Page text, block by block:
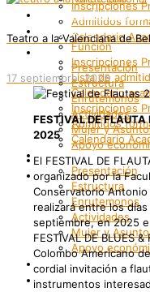
Inscripciones
Admitidos
Calendario
Bienestar
Presentación
Estructura
Enrutemonos
Actividades
Mujer y
Apoyo
Internacionalización
Patrimonio
Grupos Artísticos
Registro
Función
Inscripciones
Lista de
Calendario
Inscripciones
Admitidos
Calendario
Bienestar
Presentación
Estructura
Enrutemonos
Actividades
Mujer y
Apoyo
Patrimonio
Teatro a la Valenciana de
17 septiembre, 2025
FESTIVAL DE FLAUTA
2025
El FESTIVAL DE
organizado por la
Conservatorio Antonio
realizará entre los días
septiembre, en 2025
FESTIVAL DE BLUES
Colombo Americano
cordial invitación a
instrumentos